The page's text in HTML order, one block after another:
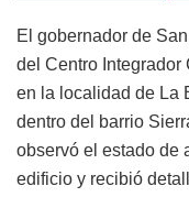
El gobernador de
del Centro Integrador
en la localidad de La
dentro del barrio
observó el estado de
edificio y recibió